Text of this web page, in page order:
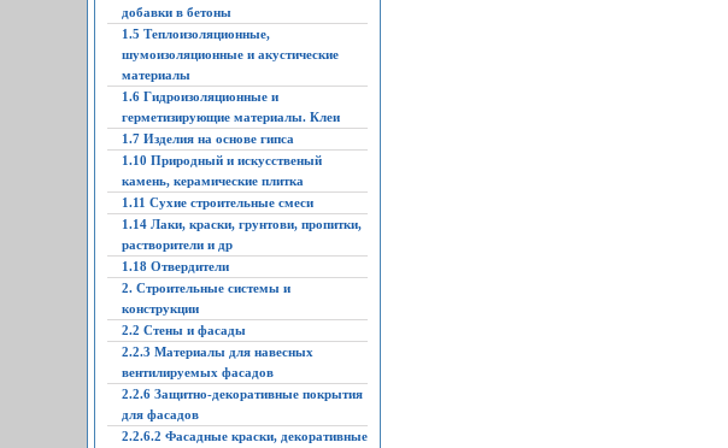
добавки в бетоны
1.5 Теплоизоляционные,
шумоизоляционные и акустические
материалы
1.6 Гидроизоляционные и
герметизирующие материалы. Клеи
1.7 Изделия на основе гипса
1.10 Природный и искусственый
камень, керамические плитка
1.11 Сухие строительные смеси
1.14 Лаки, краски, грунтови, пропитки,
растворители и др
1.18 Отвердители
2. Строительные системы и
конструкции
2.2 Стены и фасады
2.2.3 Материалы для навесных
вентилируемых фасадов
2.2.6 Защитно-декоративные покрытия
для фасадов
2.2.6.2 Фасадные краски, декоративные